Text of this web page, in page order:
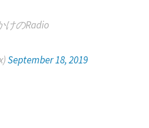
けのRadio
September 18, 2019